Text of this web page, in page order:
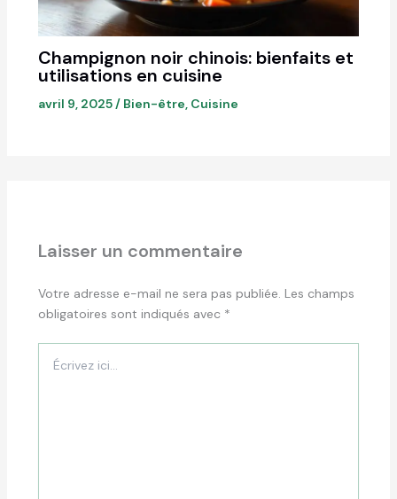
Champignon noir chinois: bienfaits et
utilisations en cuisine
avril 9, 2025/ Bien-être, Cuisine
Laisser un commentaire
Votre adresse e-mail ne sera pas publiée. Les champs
obligatoires sont indiqués avec *
ici…